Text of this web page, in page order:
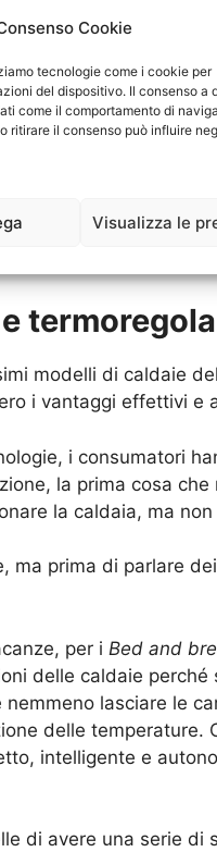
Cookie
tecnologie come i cookie per
del dispositivo. Il consenso a
come il comportamento di
ritirare il consenso può influire
Visualizza le
a richiedere una
sulla tipologia di
Per questo
diretta per
di impianto
anche nell’
incontro ad un
modelli di caldaie
i vantaggi effettivi e
i consumatori
la prima cosa
la caldaia, ma
prima di parlare
per i Bed and
delle caldaie
lasciare le
delle temperature.
intelligente e
di avere una serie di